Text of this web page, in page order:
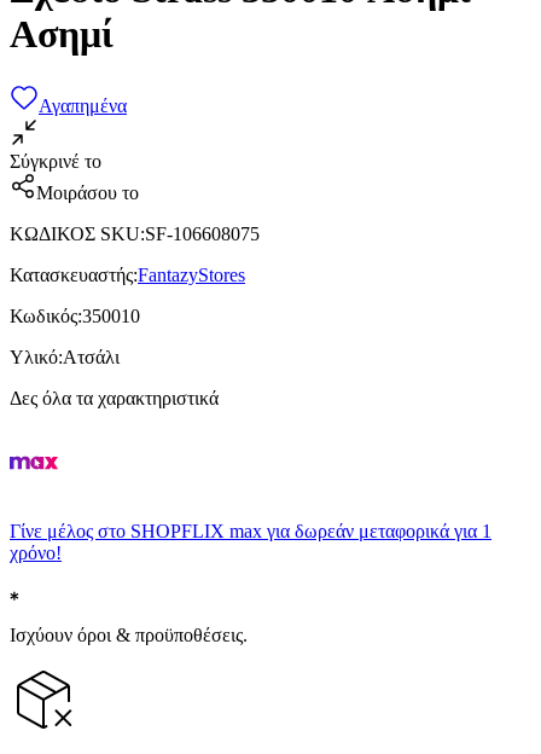
Ασημί
Αγαπημένα
Σύγκρινέ το
Μοιράσου το
ΚΩΔΙΚΟΣ SKU:SF-106608075
Κατασκευαστής:FantazyStores
Κωδικός:350010
Υλικό:Ατσάλι
Δες όλα τα χαρακτηριστικά
Γίνε μέλος στο SHOPFLIX max για δωρεάν μεταφορικά για 1
χρόνο!
Ισχύουν όροι & προϋποθέσεις.